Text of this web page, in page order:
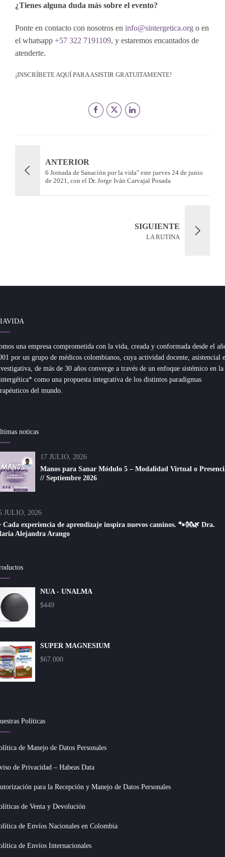
¿Tienes alguna duda más sobre el evento?
Ponte en contacto con nosotros en info@sintergetica.org o en
el whatsapp +57 322 7191109, y estaremos encantados de
atenderte.
¡INSCRÍBETE AQUÍ PARA ASISTIR GRATUITAMENTE!
ANTERIOR
6 Jornada de Sanación por la vida" este jueves 24 de junio
de 2021, con el Dr. Jorge Iván Carvajal Posada
SIGUIENTE
LA RUTINA
una empresa comprometida con la vida, creada y conformada desde el
por un grupo de médicos colombianos, cuya actividad docente, asistencial e
de más de 30 años converge a través de un enfoque sistémico en la
como una propuesta integrativa de los distintos paradigmas
del mundo.
noticas
17 JULIO, 2026
Manos para Sanar Módulo 5 – Modalidad Virtual o
// Septiembre 2026
JULIO, 2026
Cada experiencia de aprendizaje inspira nuevos caminos. 🐾👐🌿 Dra.
Alejandra Arango
NUA - UNALMA
$449
SUPER MAGNESIUM
$67.000
Políticas
de Manejo de Datos Personales
de Privacidad – Habeas Data
para la Recepción y Manejo de Datos Personales
de Venta y Devolución
de Envíos Nacionales en Colombia
de Envíos Internacionales